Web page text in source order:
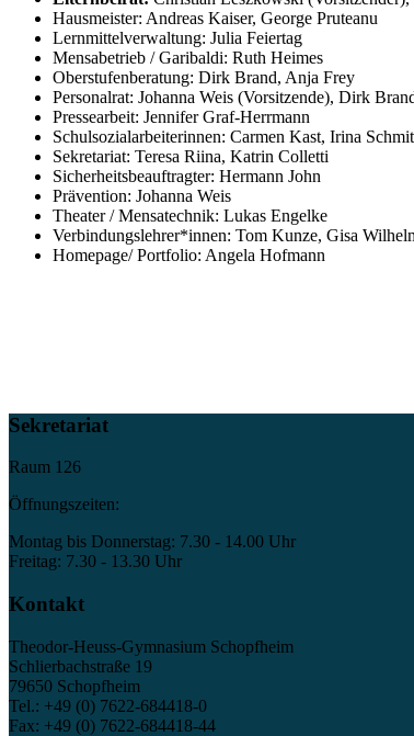
Hausmeister: Andreas Kaiser, George Pruteanu
Lernmittelverwaltung: Julia Feiertag
Mensabetrieb / Garibaldi: Ruth Heimes
Oberstufenberatung: Dirk Brand, Anja Frey
Personalrat: Johanna Weis (Vorsitzende), Dirk
Pressearbeit: Jennifer Graf-Herrmann
Schulsozialarbeiterinnen: Carmen Kast, Irina
Sekretariat: Teresa Riina, Katrin Colletti
Sicherheitsbeauftragter: Hermann John
Prävention: Johanna Weis
Theater / Mensatechnik: Lukas Engelke
Verbindungslehrer*innen: Tom Kunze, Gisa
Homepage/ Portfolio: Angela Hofmann
Sekretariat
Raum 126
Öffnungszeiten:
Montag bis Donnerstag: 7.30 - 14.00 Uhr
Freitag: 7.30 - 13.30 Uhr
Kontakt
Theodor-Heuss-Gymnasium Schopfheim
Schlierbachstraße 19
79650 Schopfheim
Tel.: +49 (0) 7622-684418-0
Fax: +49 (0) 7622-684418-44